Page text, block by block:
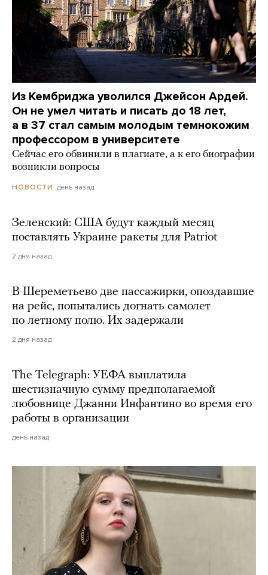
Из Кембриджа уволился Джейсон Ардей.
Он не умел читать и писать до 18 лет,
а в 37 стал самым молодым темнокожим
профессором в университете
Сейчас его обвинили в плагиате, а к его биографии
возникли вопросы
НОВОСТИ день назад
Зеленский: США будут каждый месяц
поставлять Украине ракеты для Patriot
2 дня назад
В Шереметьево две пассажирки, опоздавшие
на рейс, попытались догнать самолет
по летному полю. Их задержали
2 дня назад
The Telegraph: УЕФА выплатила
шестизначную сумму предполагаемой
любовнице Джанни Инфантино во время его
работы в организации
день назад